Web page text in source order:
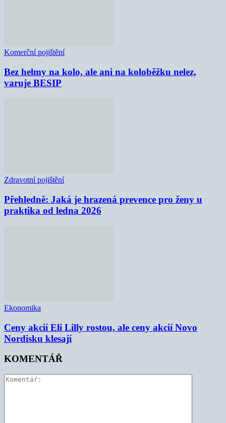
Komerční pojištění
Bez helmy na kolo, ale ani na koloběžku nelez,
varuje BESIP
Zdravotní pojištění
Přehledně: Jaká je hrazená prevence pro ženy u
praktika od ledna 2026
Ekonomika
Ceny akcií Eli Lilly rostou, ale ceny akcií Novo
Nordisku klesají
KOMENTÁŘ